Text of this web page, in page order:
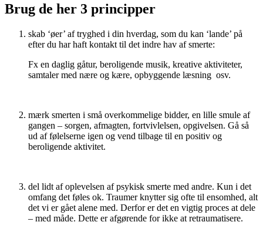
Brug de her 3 principper
skab ‘øer’ af tryghed i din hverdag, som du kan ‘lande’ på
efter du har haft kontakt til det indre hav af smerte:
Fx en daglig gåtur, beroligende musik, kreative aktiviteter,
samtaler med nære og kære, opbyggende læsning osv.
mærk smerten i små overkommelige bidder, en lille smule af
gangen – sorgen, afmagten, fortvivlelsen, opgivelsen. Gå så
ud af følelserne igen og vend tilbage til en positiv og
beroligende aktivitet.
del lidt af oplevelsen af psykisk smerte med andre. Kun i det
omfang det føles ok. Traumer knytter sig ofte til ensomhed, alt
det vi er gået alene med. Derfor er det en vigtig proces at dele
– med måde. Dette er afgørende for ikke at retraumatisere.